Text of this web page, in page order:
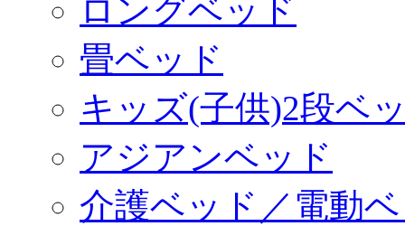
ロングベッド
畳ベッド
キッズ(子供)2段ベ
アジアンベッド
介護ベッド／電動